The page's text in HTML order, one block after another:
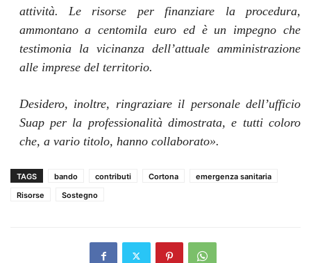
attività. Le risorse per finanziare la procedura,
ammontano a centomila euro ed è un impegno che
testimonia la vicinanza dell’attuale amministrazione
alle imprese del territorio.
Desidero, inoltre, ringraziare il personale dell’ufficio
Suap per la professionalità dimostrata, e tutti coloro
che, a vario titolo, hanno collaborato».
TAGS bando contributi Cortona
emergenza sanitaria
Risorse
Sostegno